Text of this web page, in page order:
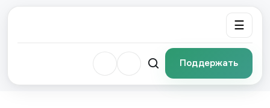
☰
Поддержать